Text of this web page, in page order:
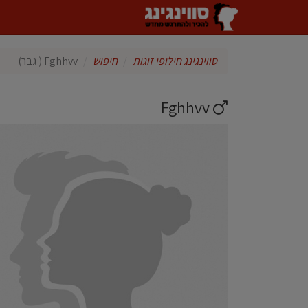
סווינגינג חילופי זוגות חיפוש Fghhvv ( גבר)